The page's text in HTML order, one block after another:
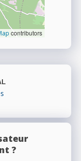
contributors
?